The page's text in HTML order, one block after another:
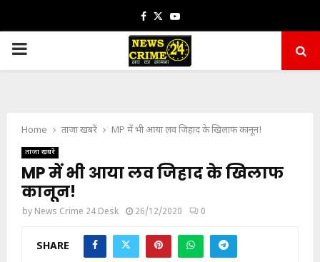
Facebook
TwitterYoutube
PRIMARY
Home ताजा खबरें MP में भी आया लव जिहाद के खिलाफ कानून!
ताजा खबरें
MP में भी आया लव जिहाद के खिलाफ
कानून!
by News Crime 24 Desk 26/12/2020 0
SHARE